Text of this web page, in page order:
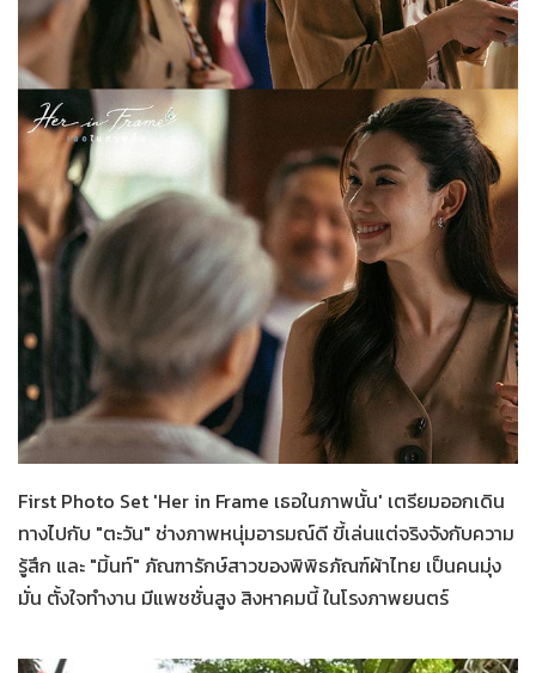
Her in Frame
First Photo Set 'Her in Frame เธอในภาพนั้น' เตรียมออกเดิน
ทางไปกับ "ตะวัน" ช่างภาพหนุ่มอารมณ์ดี ขี้เล่นแต่จริงจังกับความ
รู้สึก และ "มิ้นท์" ภัณฑารักษ์สาวของพิพิธภัณฑ์ผ้าไทย เป็นคนมุ่ง
มั่น ตั้งใจทำงาน มีแพชชั่นสูง สิงหาคมนี้ ในโรงภาพยนตร์